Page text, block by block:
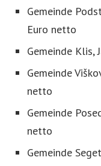
Gemeinde
Euro netto
Gemeinde Klis,
Gemeinde
netto
Gemeinde
netto
Gemeinde